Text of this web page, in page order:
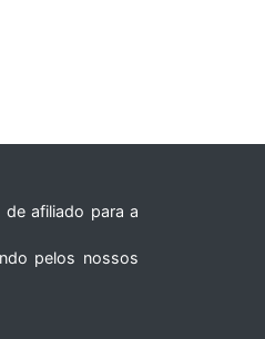
afiliado para a
pelos nossos